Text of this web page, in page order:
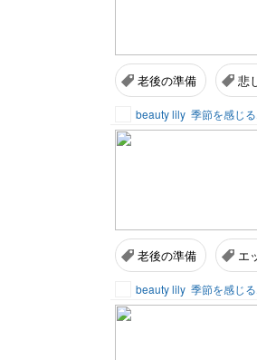
老後の準備 悲
beauty lily 季節を感じ
老後の準備 エ
beauty lily 季節を感じ